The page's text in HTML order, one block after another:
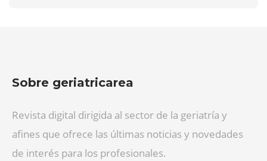
Sobre geriatricarea
Revista digital dirigida al sector de la geriatría y
afines que ofrece las últimas noticias y novedades
de interés para los profesionales.